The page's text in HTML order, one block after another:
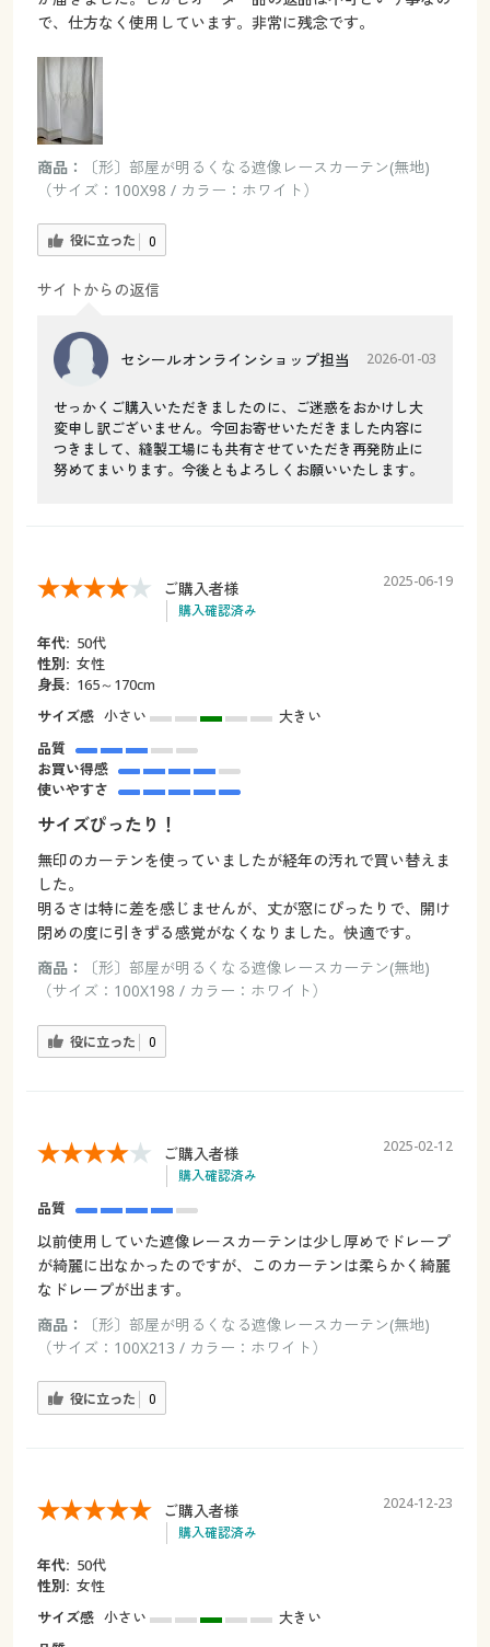
で、仕方なく使用しています。非常に残念です。
商品：
〔形〕部屋が明るくなる遮像レースカーテン(無地)
（サイズ：100X98 / カラー：ホワイト）
役に立った 0
サイトからの返信
セシールオンラインショップ担当 2026-01-03
せっかくご購入いただきましたのに、ご迷惑をおかけし大
変申し訳ございません。今回お寄せいただきました内容に
つきまして、縫製工場にも共有させていただき再発防止に
努めてまいります。今後ともよろしくお願いいたします。
ご購入者様
購入確認済み
2025-06-19
年代: 50代
性別: 女性
身長: 165～170cm
サイズ感 小さい
大きい
品質
お買い得感
使いやすさ
サイズぴったり！
無印のカーテンを使っていましたが経年の汚れで買い替えま
した。
明るさは特に差を感じませんが、丈が窓にぴったりで、開け
閉めの度に引きずる感覚がなくなりました。快適です。
商品：
〔形〕部屋が明るくなる遮像レースカーテン(無地)
（サイズ：100X198 / カラー：ホワイト）
役に立った 0
ご購入者様
購入確認済み
2025-02-12
品質
以前使用していた遮像レースカーテンは少し厚めでドレープ
が綺麗に出なかったのですが、このカーテンは柔らかく綺麗
なドレープが出ます。
商品：
〔形〕部屋が明るくなる遮像レースカーテン(無地)
（サイズ：100X213 / カラー：ホワイト）
役に立った 0
ご購入者様
購入確認済み
2024-12-23
年代: 50代
性別: 女性
サイズ感 小さい
大きい